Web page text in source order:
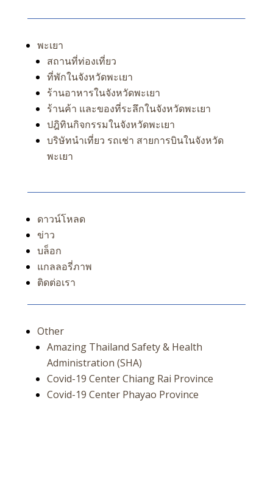
พะเยา
สถานที่ท่องเที่ยว
ที่พักในจังหวัดพะเยา
ร้านอาหารในจังหวัดพะเยา
ร้านค้า และของที่ระลึกในจังหวัดพะเยา
ปฎิทินกิจกรรมในจังหวัดพะเยา
บริษัทนำเที่ยว รถเช่า สายการบินในจังหวัด
พะเยา
ดาวน์โหลด
ข่าว
บล็อก
แกลลอรี่ภาพ
ติดต่อเรา
Other
Amazing Thailand Safety & Health
Administration (SHA)
Covid-19 Center Chiang Rai Province
Covid-19 Center Phayao Province